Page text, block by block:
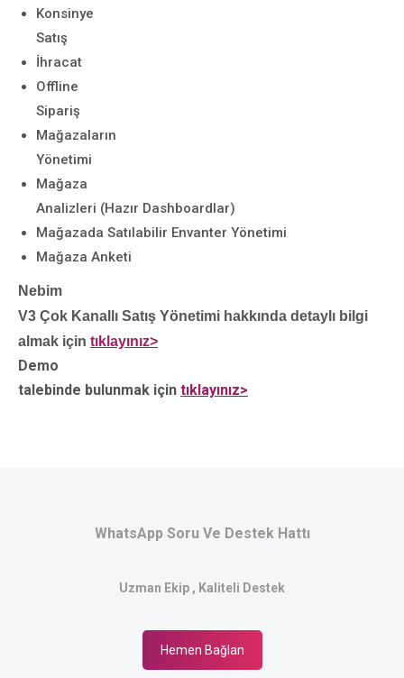
Konsinye
Satış
İhracat
Offline
Sipariş
Mağazaların
Yönetimi
Mağaza
Analizleri (Hazır Dashboardlar)
Mağazada Satılabilir Envanter Yönetimi
Mağaza Anketi
Nebim
V3 Çok Kanallı Satış Yönetimi hakkında detaylı bilgi
almak için tıklayınız>
Demo
talebinde bulunmak için tıklayınız>
WhatsApp Soru Ve Destek Hattı
Uzman Ekip , Kaliteli Destek
Hemen Bağlan